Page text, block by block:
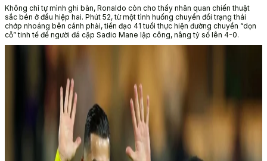
Không chỉ tự mình ghi bàn, Ronaldo còn cho thấy nhãn quan chiến thuật
sắc bén ở đầu hiệp hai. Phút 52, từ một tình huống chuyển đổi trạng thái
chớp nhoáng bên cánh phải, tiền đạo 41 tuổi thực hiện đường chuyền “dọn
cỗ” tinh tế để người đá cặp Sadio Mane lập công, nâng tỷ số lên 4-0.